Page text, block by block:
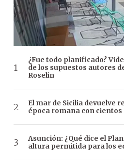
¿Fue todo planificado?
de los supuestos autores
Roselin
El mar de Sicilia devuelve
época romana con cientos
Asunción: ¿Qué dice el
altura permitida para los